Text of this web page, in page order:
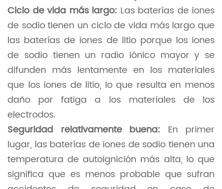
Ciclo de vida más largo: Las baterías de iones
de sodio tienen un ciclo de vida más largo que
las baterías de iones de litio porque los iones
de sodio tienen un radio iónico mayor y se
difunden más lentamente en los materiales
que los iones de litio, lo que resulta en menos
daño por fatiga a los materiales de los
electrodos.
Seguridad relativamente buena: En primer
lugar, las baterías de iones de sodio tienen una
temperatura de autoignición más alta, lo que
significa que es menos probable que sufran